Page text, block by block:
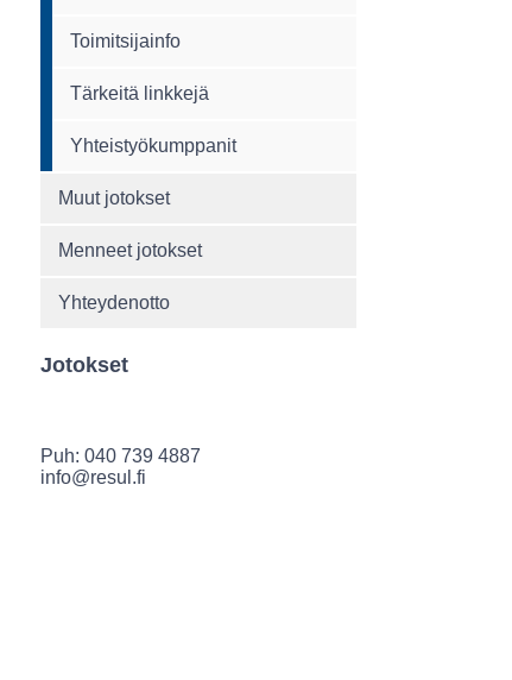
Toimitsijainfo
Tärkeitä linkkejä
Yhteistyökumppanit
Muut jotokset
Menneet jotokset
Yhteydenotto
Jotokset
Puh: 040 739 4887
info@resul.fi